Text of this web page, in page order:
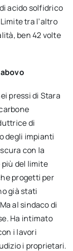
acido solfidrico
tra l’altro
ben 42 volte
pressi di Stara
di
degli impianti
con la
più del limite
progetti per
già stati
al sindaco di
Ha intimato
i lavori
i proprietari.